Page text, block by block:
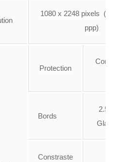
1080 x 2248 pixels
ppp)
Protection
Corning
Bords
2.5D
Glass
Constraste